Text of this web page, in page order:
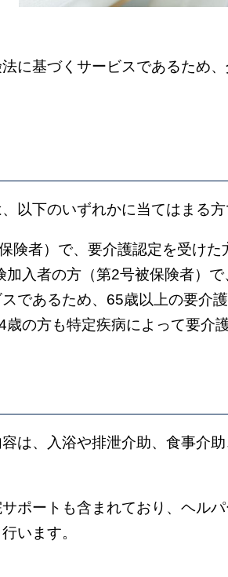
に基づくサービスであるため
以下のいずれかに当てはまる方
険者）で、要介護認定を受けた
入者の方（第2号被保険者）
であるため、65歳以上の要介
の方も特定疾病によって要介
は、入浴や排泄介助、食事介
ポートも含まれており、ヘル
います。